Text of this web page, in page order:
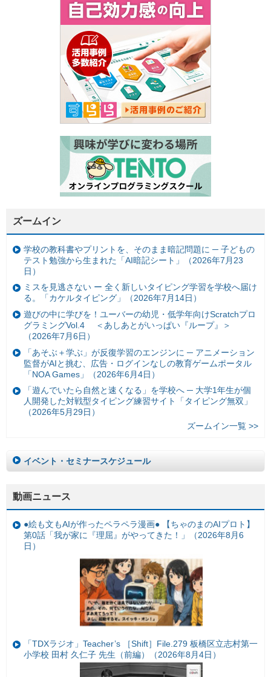
ズームイン
学校の教科書やプリントを、そのまま暗記問題に ─ 子どもの
テスト勉強から生まれた「AI暗記シート」（2026年7月23
日）
ミスを見逃さない ー 全く新しいタイピング学習を学校へ届け
る。「カケルタイピング」（2026年7月14日）
遊びの中に学びを！ユーバーの幼児・低学年向けScratchプロ
グラミングVol.4 ＜あしあとがいっぱい『ループ』＞
（2026年7月6日）
「あそぶ＋学ぶ」が反復学習のエンジンに ─ アニメーション
監督がAIと挑む、広告・ログインなしの教育ゲームポータル
「NOA Games」（2026年6月4日）
「遊んでいたら自然と速くなる」を学校へ ─ 大学1年生が個
人開発した対戦型タイピング練習サイト「タイピング無双」
（2026年5月29日）
ズームイン一覧 >>
イベント・セミナースケジュール
動画ニュース
●絵も文もAIが作ったペラペラ漫画● 【ちゃのまのAIプロト】
第0話「我が家に『理屈』がやってきた！」（2026年8月6
日）
「TDXラジオ」Teacher’s ［Shift］File.279 板橋区立志村第一
小学校 田村 久仁子 先生（前編）（2026年8月4日）